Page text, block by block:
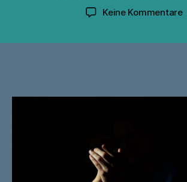
Keine Kommentarezu